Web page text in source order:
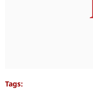
Tags: